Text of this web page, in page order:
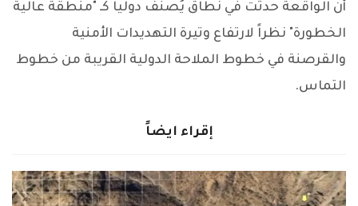
أن الواقعة حدثت في نطاق يُصنف دولياً كـ "منطقة عالية
الخطورة" نظراً لارتفاع وتيرة التهديدات الأمنية
والقرصنة في خطوط الملاحة الدولية القريبة من خطوط
التماس.
إقراء ايضاً